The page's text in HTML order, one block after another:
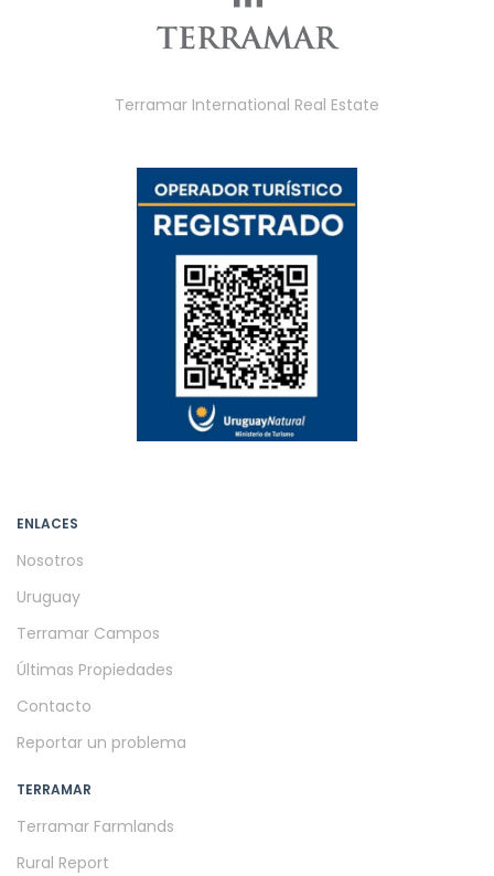
Terramar International Real Estate
ENLACES
Nosotros
Uruguay
Terramar Campos
Últimas Propiedades
Contacto
Reportar un problema
TERRAMAR
Terramar Farmlands
Rural Report